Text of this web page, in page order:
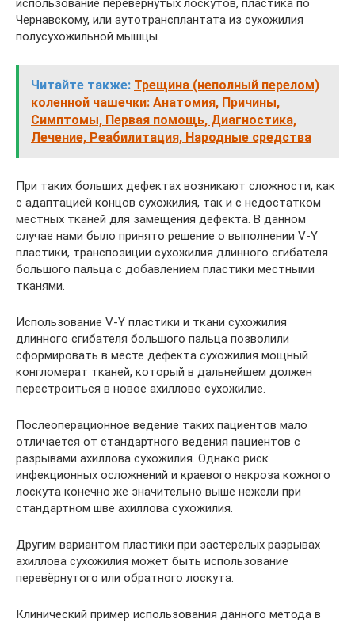
использование перевёрнутых лоскутов, пластика по
Чернавскому, или аутотрансплантата из сухожилия
полусухожильной мышцы.
Читайте также: Трещина (неполный перелом)
коленной чашечки: Анатомия, Причины,
Симптомы, Первая помощь, Диагностика,
Лечение, Реабилитация, Народные средства
При таких больших дефектах возникают сложности, как
с адаптацией концов сухожилия, так и с недостатком
местных тканей для замещения дефекта. В данном
случае нами было принято решение о выполнении V-Y
пластики, транспозиции сухожилия длинного сгибателя
большого пальца с добавлением пластики местными
тканями.
Использование V-Y пластики и ткани сухожилия
длинного сгибателя большого пальца позволили
сформировать в месте дефекта сухожилия мощный
конгломерат тканей, который в дальнейшем должен
перестроиться в новое ахиллово сухожилие.
Послеоперационное ведение таких пациентов мало
отличается от стандартного ведения пациентов с
разрывами ахиллова сухожилия. Однако риск
инфекционных осложнений и краевого некроза кожного
лоскута конечно же значительно выше нежели при
стандартном шве ахиллова сухожилия.
Другим вариантом пластики при застерелых разрывах
ахиллова сухожилия может быть использование
перевёрнутого или обратного лоскута.
Клинический пример использования данного метода в